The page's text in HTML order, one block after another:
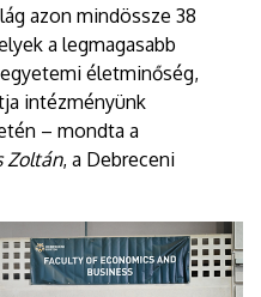
azon mindössze 38
a legmagasabb
életminőség,
intézményünk
– mondta a
Zoltán, a Debreceni